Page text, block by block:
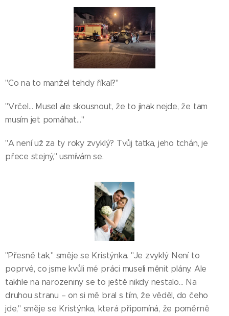
"Co na to manžel tehdy říkal?"
"Vrčel… Musel ale skousnout, že to jinak nejde, že tam
musím jet pomáhat…"
"A není už za ty roky zvyklý? Tvůj taťka, jeho tchán, je
přece stejný," usmívám se.
"Přesně tak," směje se Kristýnka. "Je zvyklý. Není to
poprvé, co jsme kvůli mé práci museli měnit plány. Ale
takhle na narozeniny se to ještě nikdy nestalo… Na
druhou stranu – on si mě bral s tím, že věděl, do čeho
jde," směje se Kristýnka, která připomíná, že poměrně